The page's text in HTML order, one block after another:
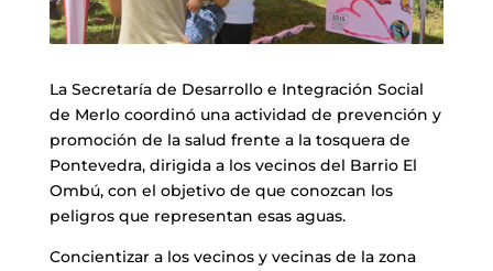
La Secretaría de Desarrollo e Integración Social
de Merlo coordinó una actividad de prevención y
promoción de la salud frente a la tosquera de
Pontevedra, dirigida a los vecinos del Barrio El
Ombú, con el objetivo de que conozcan los
peligros que representan esas aguas.
Concientizar a los vecinos y vecinas de la zona